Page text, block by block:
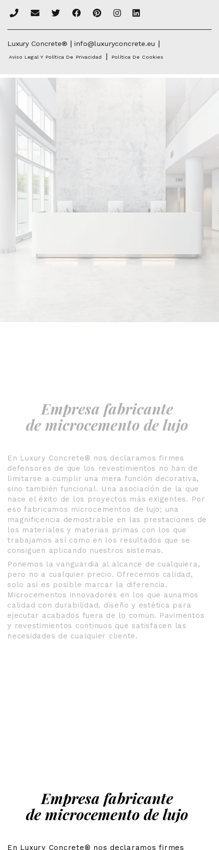
Luxury Concrete® |info@luxuryconcrete.eu |
Aviso Legal Y Política De Privacidad | Política De Cookies
Empresa fabricante
de microcemento de lujo
En Luxury Concrete® nos declaramos firmes
defensores de que los revestimientos no han de
limitarse a cumplir una mera función decorativa,
sino también funcional. Una asociación de la que
nace el éxito de los proyectos más exigentes. Por
eso fabricamos microcementos de lujo; una
magnificencia demostrable en las prestaciones de
los materiales y materias primas con los que
trabajamos así como en los resultados que se
consiguen aplicando nuestros sistemas.
Ponemos la vanguardia al alcance de cualquiera,
pero no a cualquier precio. Ofrecemos calidad,
solo así es posible marcar la diferencia.
Microcementos innovadores en los que aunamos
calidad con durabilidad, diseño y estética para
ejecutar acabados fuera de lo común. Pavimentos
y revestimientos continuos que satisfacen las
necesidades de cualquier cliente.
Empresa fabricante
de microcemento de lujo
En Luxury Concrete® nos declaramos firmes